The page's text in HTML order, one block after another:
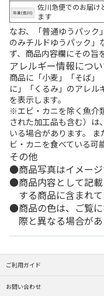
佐川急便でのお届け
ます
なお、「普通ゆうパック
のみチルドゆうパック」
ず、商品内容欄にその旨
アレルギー情報につ
商品に「小麦」「そば」
に」「くるみ」のアレル
を表示します。
※エビ・カニを除く魚介
された加工品も含む）は
いる場合があります。
ビ・カニを食べている可
その他
商品写真はイメージ
商品内容として記
する商品に含まれて
商品の色は、ご覧
際と異なる場合があ
ご利用ガイド
お問い合わせ